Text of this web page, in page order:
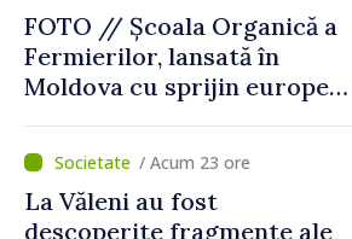
FOTO // Școala Organică a
Fermierilor, lansată în
Moldova cu sprijin european
agriculturii durabile
/ Acum 23 ore
La Văleni au fost
descoperite fragmente ale